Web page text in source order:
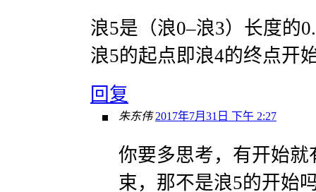
浪5是（浪0–浪3）长度的
浪5的起点即浪4的终点开
回复
朱东伟 2017年7月31日 下午 2:27
你要多思考，有开始就
束，那不是浪5的开始